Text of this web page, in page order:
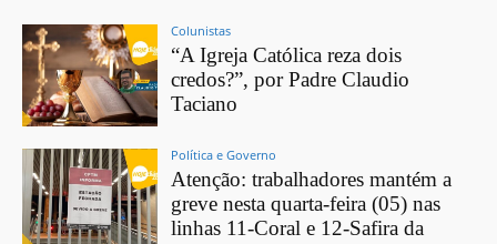
Colunistas
“A Igreja Católica reza dois
credos?”, por Padre Claudio
Taciano
Política e Governo
Atenção: trabalhadores mantém a
greve nesta quarta-feira (05) nas
linhas 11-Coral e 12-Safira da